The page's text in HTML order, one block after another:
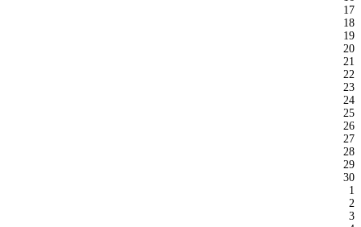
17
18
19
20
21
22
23
24
25
26
27
28
29
30
1
2
3